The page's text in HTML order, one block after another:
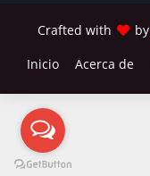
Crafted with by
Inicio
Acerca de